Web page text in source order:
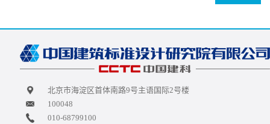
北京市海淀区首体南路9号主语国际2号楼
100048
010-68799100